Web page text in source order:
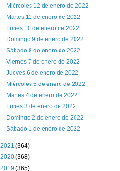
Miércoles 12 de enero de 2022
Martes 11 de enero de 2022
Lunes 10 de enero de 2022
Domingo 9 de enero de 2022
Sábado 8 de enero de 2022
Viernes 7 de enero de 2022
Jueves 6 de enero de 2022
Miércoles 5 de enero de 2022
Martes 4 de enero de 2022
Lunes 3 de enero de 2022
Domingo 2 de enero de 2022
Sábado 1 de enero de 2022
2021 (364)
2020 (368)
2019 (365)